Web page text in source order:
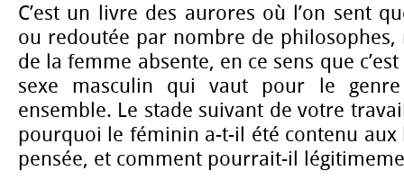
C’est un livre des aurores où l’on sent
ou redoutée par nombre de philosophes,
de la femme absente, en ce sens que
sexe masculin qui vaut pour le
ensemble. Le stade suivant de votre
pourquoi le féminin a-t-il été contenu aux
pensée, et comment pourrait-il